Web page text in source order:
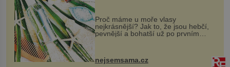
Proč máme u moře vlasy
nejkrásnější? Jak to, že jsou hebčí,
pevnější a bohatší už po prvním
vlasy. ...
nejsemsama.cz